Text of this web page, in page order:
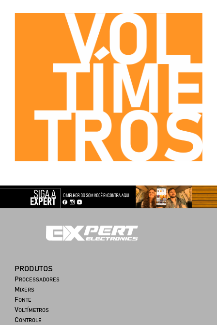
PRODUTOS
P ROCESSADORES
M IXERS
FONTE
VOLTÍMETROS
CONTROLE